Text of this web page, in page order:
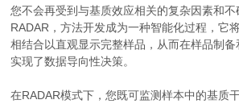
您不会再受到与基质效应相关的复杂因素和
RADAR，方法开发成为一种智能化过程，它
相结合以直观显示完整样品，从而在样品制
实现了数据导向性决策。
在RADAR模式下，您既可监测样本中的基质